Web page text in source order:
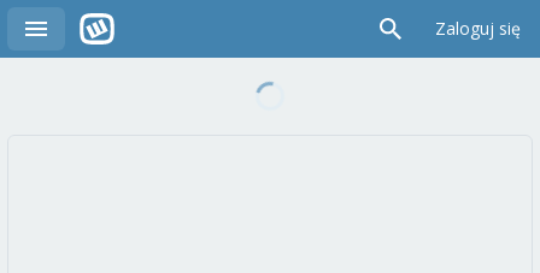
Zaloguj się